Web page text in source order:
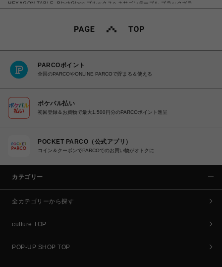
HEXAGON TABLE_BlackGlass ブルックスヘキサゴンテーブル ブラックガラ
ス 701
PARCOポイント
全国のPARCOやONLINE PARCOで貯まる＆使える
ポケパル払い
初回登録＆お買物で最大1,500円分のPARCOポイント進呈
POCKET PARCO（公式アプリ）
コイン＆クーポンでPARCOでのお買い物がオトクに
カテゴリー
全カテゴリーから探す
culture TOP
POP-UP SHOP TOP